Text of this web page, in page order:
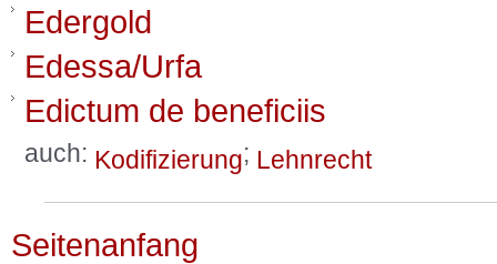
Edergold
Edessa/Urfa
Edictum de beneficiis
auch: Kodifizierung; Lehnrecht
Seitenanfang